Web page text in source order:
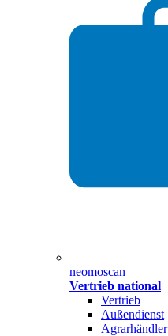
neomoscan
Vertrieb national
Vertrieb
Außendienst
Agrarhändler